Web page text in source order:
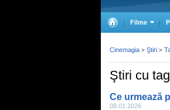
Filme
Ştiri cu
Ce urmează
08.01.2026
Cinemagia > Ştiri >